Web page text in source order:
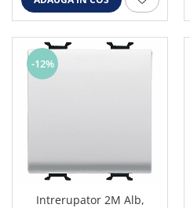
Sina Magnetica Slim LIMBO
Iluminat decorativ de Craciun
-12%
Intrerupator 2M Alb,